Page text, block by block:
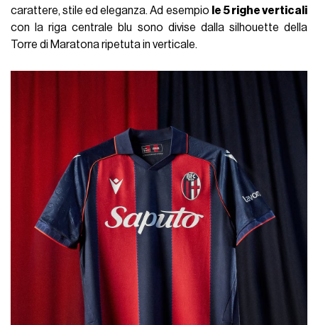
carattere, stile ed eleganza. Ad esempio le 5 righe verticali
con la riga centrale blu sono divise dalla silhouette della
Torre di Maratona ripetuta in verticale.